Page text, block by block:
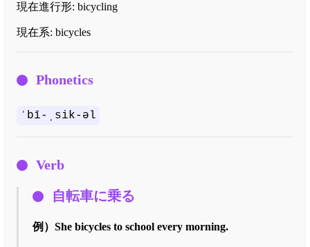
現在進行形: bicycling
現在系: bicycles
Phonetics
ˈbī-ˌsik-əl
Verb
自転車に乗る
例） She bicycles to school every morning.